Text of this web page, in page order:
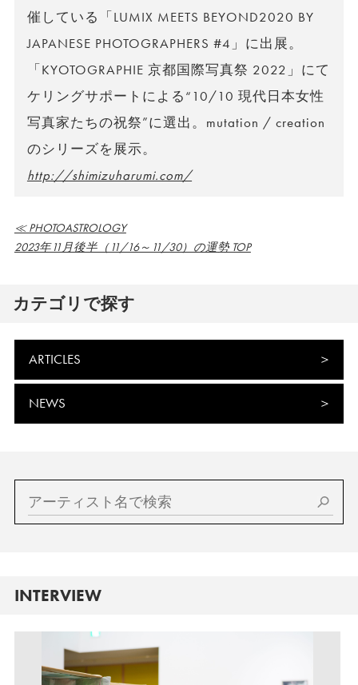
催している「LUMIX MEETS BEYOND2020 BY
JAPANESE PHOTOGRAPHERS #4」に出展。
「KYOTOGRAPHIE 京都国際写真祭 2022」にて
ケリングサポートによる“10/10 現代日本女性
写真家たちの祝祭”に選出。mutation / creation
のシリーズを展示。
http://shimizuharumi.com/
≪ PHOTOASTROLOGY
2023年11月後半（11/16～11/30）の運勢 TOP
カテゴリで探す
ARTICLES
NEWS
INTERVIEW